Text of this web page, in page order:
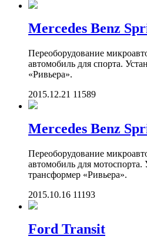
Mercedes Benz
Переоборудование
автомобиль для спорта.
«Ривьера».
2015.12.21 11589
Mercedes Benz
Переоборудование
автомобиль для мотоспорта.
трансформер «Ривьера».
2015.10.16 11193
Ford Transit